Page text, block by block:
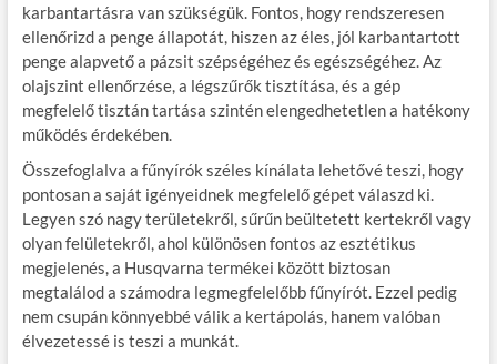
karbantartásra van szükségük. Fontos, hogy rendszeresen
ellenőrizd a penge állapotát, hiszen az éles, jól karbantartott
penge alapvető a pázsit szépségéhez és egészségéhez. Az
olajszint ellenőrzése, a légszűrők tisztítása, és a gép
megfelelő tisztán tartása szintén elengedhetetlen a hatékony
működés érdekében.
Összefoglalva a fűnyírók széles kínálata lehetővé teszi, hogy
pontosan a saját igényeidnek megfelelő gépet válaszd ki.
Legyen szó nagy területekről, sűrűn beültetett kertekről vagy
olyan felületekről, ahol különösen fontos az esztétikus
megjelenés, a Husqvarna termékei között biztosan
megtalálod a számodra legmegfelelőbb fűnyírót. Ezzel pedig
nem csupán könnyebbé válik a kertápolás, hanem valóban
élvezetessé is teszi a munkát.